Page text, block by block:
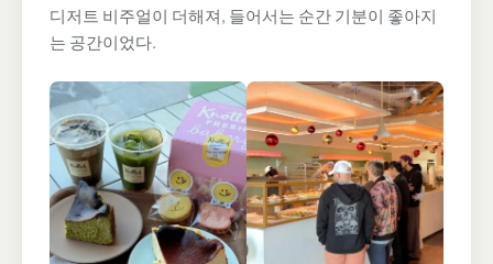
디저트 비주얼이 더해져, 들어서는 순간 기분이 좋아지
는 공간이었다.